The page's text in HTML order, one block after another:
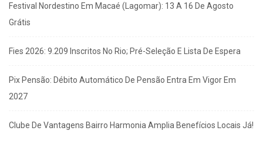
Festival Nordestino Em Macaé (Lagomar): 13 A 16 De Agosto
Grátis
Fies 2026: 9.209 Inscritos No Rio; Pré-Seleção E Lista De Espera
Pix Pensão: Débito Automático De Pensão Entra Em Vigor Em
2027
Clube De Vantagens Bairro Harmonia Amplia Benefícios Locais Já!